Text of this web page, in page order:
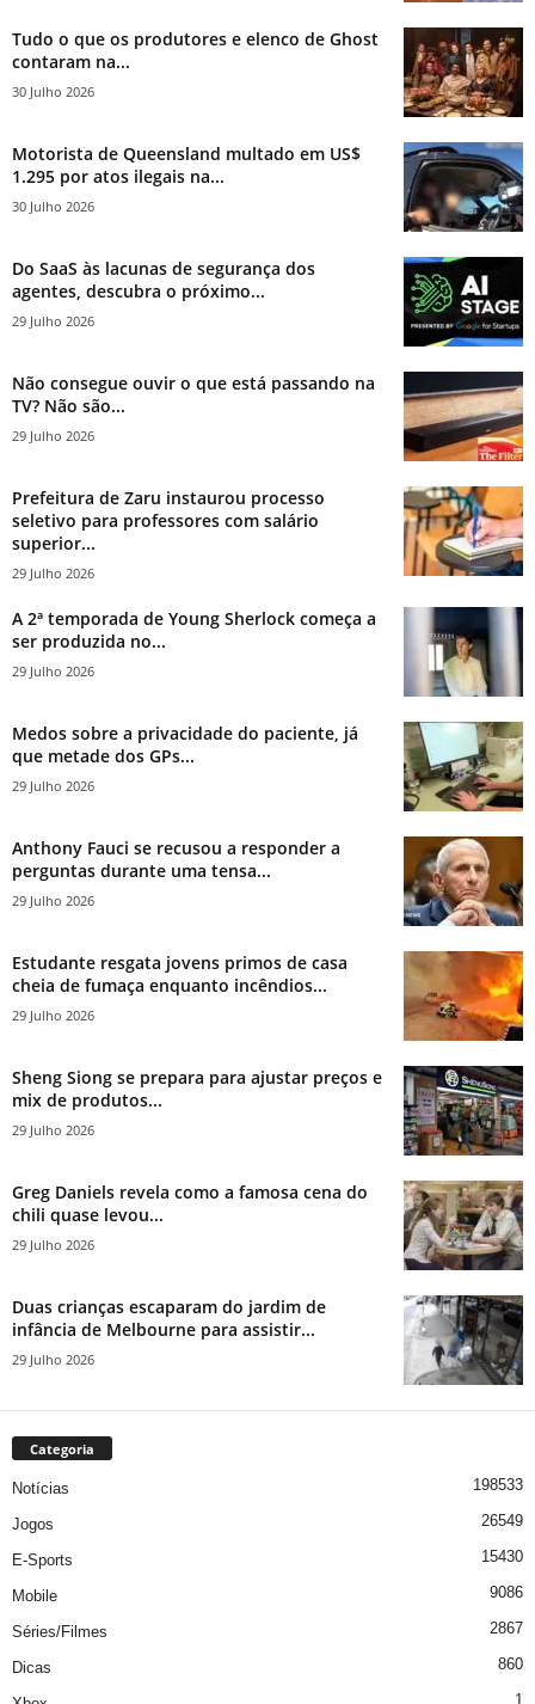
Tudo o que os produtores e elenco de Ghost
contaram na...
30 Julho 2026
Motorista de Queensland multado em US$
1.295 por atos ilegais na...
30 Julho 2026
Do SaaS às lacunas de segurança dos
agentes, descubra o próximo...
29 Julho 2026
Não consegue ouvir o que está passando na
TV? Não são...
29 Julho 2026
Prefeitura de Zaru instaurou processo
seletivo para professores com salário
superior...
29 Julho 2026
A 2ª temporada de Young Sherlock começa a
ser produzida no...
29 Julho 2026
Medos sobre a privacidade do paciente, já
que metade dos GPs...
29 Julho 2026
Anthony Fauci se recusou a responder a
perguntas durante uma tensa...
29 Julho 2026
Estudante resgata jovens primos de casa
cheia de fumaça enquanto incêndios...
29 Julho 2026
Sheng Siong se prepara para ajustar preços e
mix de produtos...
29 Julho 2026
Greg Daniels revela como a famosa cena do
chili quase levou...
29 Julho 2026
Duas crianças escaparam do jardim de
infância de Melbourne para assistir...
29 Julho 2026
Categoria
Notícias 198533
Jogos 26549
E-Sports 15430
Mobile 9086
Séries/Filmes 2867
Dicas 860
1